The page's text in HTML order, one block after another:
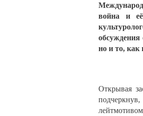
война и её
обсуждения
но и то, как
Открывая